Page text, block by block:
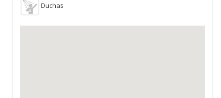
Duchas